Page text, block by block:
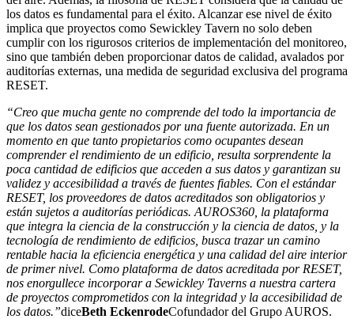
los datos es fundamental para el éxito. Alcanzar ese nivel de éxito
implica que proyectos como Sewickley Tavern no solo deben
cumplir con los rigurosos criterios de implementación del monitoreo,
sino que también deben proporcionar datos de calidad, avalados por
auditorías externas, una medida de seguridad exclusiva del programa
RESET.
“Creo que mucha gente no comprende del todo la importancia de
que los datos sean gestionados por una fuente autorizada. En un
momento en que tanto propietarios como ocupantes desean
comprender el rendimiento de un edificio, resulta sorprendente la
poca cantidad de edificios que acceden a sus datos y garantizan su
validez y accesibilidad a través de fuentes fiables. Con el estándar
RESET, los proveedores de datos acreditados son obligatorios y
están sujetos a auditorías periódicas. AUROS360, la plataforma
que integra la ciencia de la construcción y la ciencia de datos, y la
tecnología de rendimiento de edificios, busca trazar un camino
rentable hacia la eficiencia energética y una calidad del aire interior
de primer nivel. Como plataforma de datos acreditada por RESET,
nos enorgullece incorporar a Sewickley Taverns a nuestra cartera
de proyectos comprometidos con la integridad y la accesibilidad de
los datos.”diceBeth EckenrodeCofundador del Grupo AUROS.